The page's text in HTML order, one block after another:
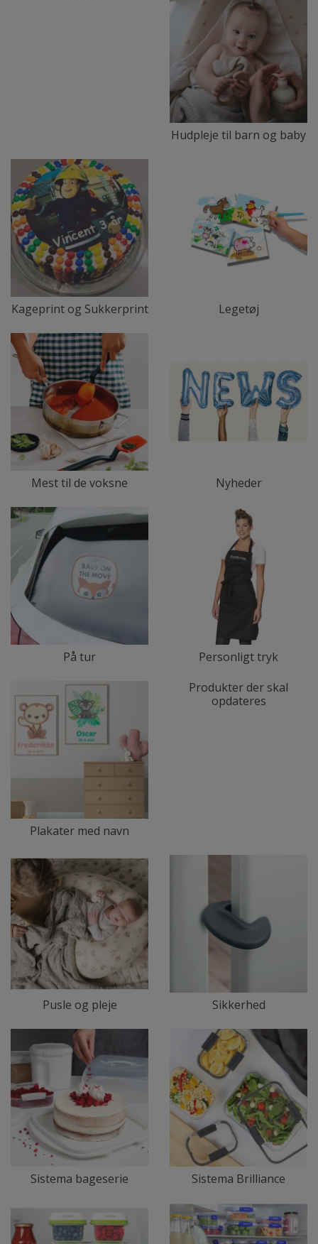
Hudpleje til barn og baby
Kageprint og Sukkerprint Legetøj
Mest til de voksne Nyheder
På tur Personligt tryk
Plakater med navn
Produkter der skal
opdateres
Pusle og pleje Sikkerhed
Sistema bageserie Sistema Brilliance